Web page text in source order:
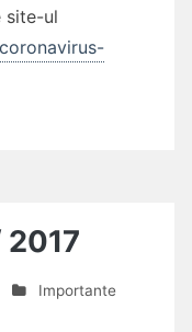
site-ul
2017
Importante